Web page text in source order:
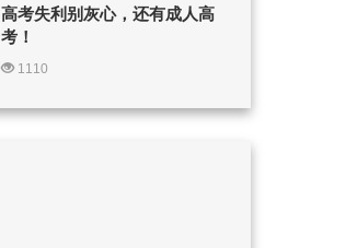
高考失利别灰心，还有成人高
考！
1110